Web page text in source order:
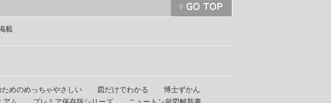
載
ためのめっちゃやさしい 図だけでわかる
博士ずかん